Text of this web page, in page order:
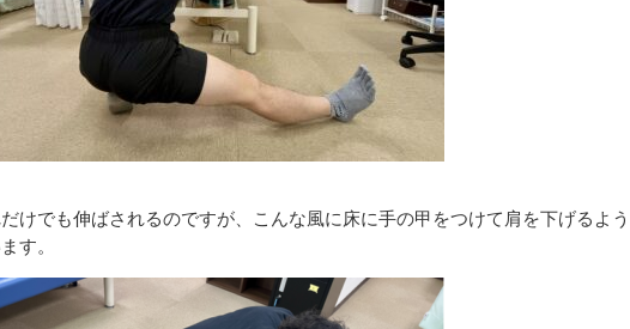
けでも伸ばされるのですが、こんな風に床に手の甲をつけて肩を下げるよ
す。